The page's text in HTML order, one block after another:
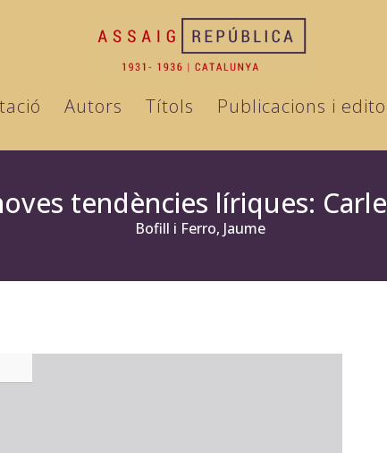
Autors Títols Publicacions i
tendències líriques:
Bofill i Ferro, Jaume